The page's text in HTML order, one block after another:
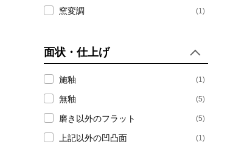
窯変調 (1)
面状・仕上げ
施釉 (1)
無釉 (5)
磨き以外のフラット (5)
上記以外の凹凸面 (1)